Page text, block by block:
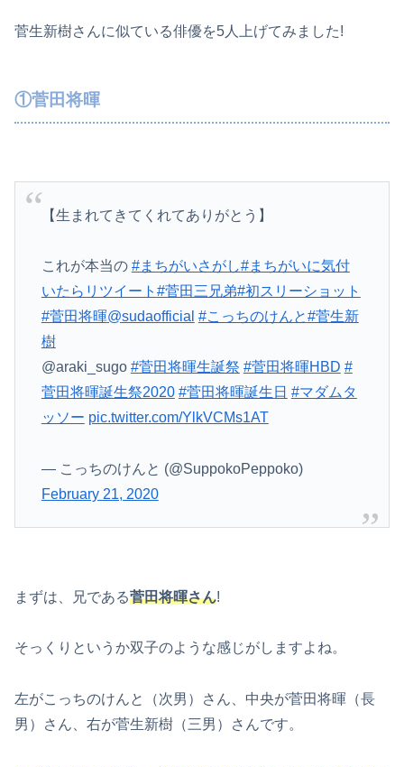
菅生新樹さんに似ている俳優を5人上げてみました!
①菅田将暉
【生まれてきてくれてありがとう】
これが本当の #まちがいさがし#まちがいに気付
いたらリツイート #菅田三兄弟#初スリーショット
#菅田将暉@sudaofficial #こっちのけんと#菅生新
樹
@araki_sugo #菅田将暉生誕祭 #菅田将暉HBD #
菅田将暉誕生祭2020 #菅田将暉誕生日 #マダムタ
ッソー pic.twitter.com/YlkVCMs1AT
— こっちのけんと (@SuppokoPeppoko)
February 21, 2020
まずは、兄である菅田将暉さん!
そっくりというか双子のような感じがしますよね。
左がこっちのけんと（次男）さん、中央が菅田将暉（長
男）さん、右が菅生新樹（三男）さんです。